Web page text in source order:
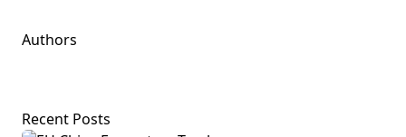
Authors
Recent Posts